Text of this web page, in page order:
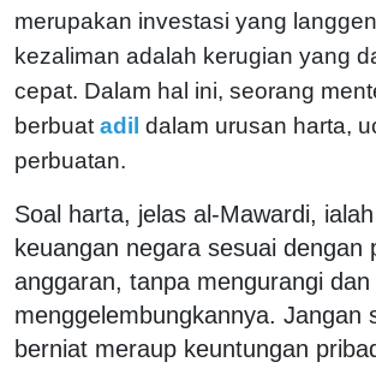
merupakan investasi yang
kezaliman adalah kerugian yang
cepat. Dalam hal ini, seorang
berbuat adil dalam urusan harta,
perbuatan.
Soal harta, jelas al-Mawardi,
keuangan negara sesuai dengan
anggaran, tanpa mengurangi dan
menggelembungkannya. Jangan
berniat meraup keuntungan